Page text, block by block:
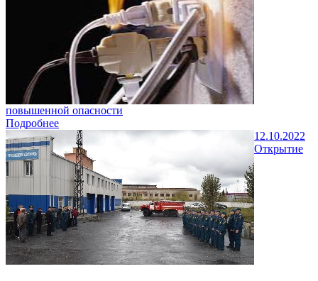
повышенной опасности
Подробнее
12.10.2022
Открытие